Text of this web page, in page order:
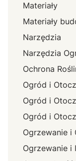
Materiały
Materiały
Narzędzia
Narzędzia
Ochrona
Ogród i
Ogród i
Ogród i
Ogrzewanie i
Ogrzewanie i